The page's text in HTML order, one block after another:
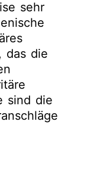
sehr
das die
sind die